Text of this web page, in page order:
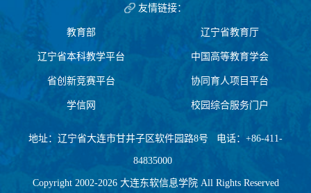
友情链接：
教育部 辽宁省教育厅
辽宁省本科教学平台 中国高等教育学会
省创新竞赛平台 协同育人项目平台
学信网 校园综合服务门户
地址：辽宁省大连市甘井子区软件园路8号 电话：+86-411-
84835000
Copyright 2002-2026 大连东软信息学院 All Rights Reserved